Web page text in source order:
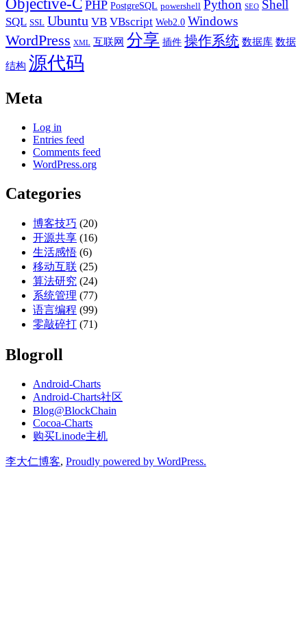
Objective-C PHP PostgreSQL powershell Python SEO Shell
SQL SSL Ubuntu VB VBscript Web2.0 Windows
WordPress XML 互联网 分享 插件 操作系统 数据库 数据
结构 源代码
Meta
Log in
Entries feed
Comments feed
WordPress.org
Categories
博客技巧 (20)
开源共享 (16)
生活感悟 (6)
移动互联 (25)
算法研究 (24)
系统管理 (77)
语言编程 (99)
零敲碎打 (71)
Blogroll
Android-Charts
Android-Charts社区
Blog@BlockChain
Cocoa-Charts
购买Linode主机
李大仁博客, Proudly powered by WordPress.